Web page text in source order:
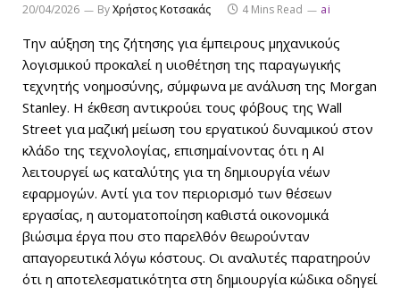
20/04/2026 ByΧρήστος Κοτσακάς 4 Mins Read ai
Την αύξηση της ζήτησης για έμπειρους μηχανικούς
λογισμικού προκαλεί η υιοθέτηση της παραγωγικής
τεχνητής νοημοσύνης, σύμφωνα με ανάλυση της Morgan
Stanley. Η έκθεση αντικρούει τους φόβους της Wall
Street για μαζική μείωση του εργατικού δυναμικού στον
κλάδο της τεχνολογίας, επισημαίνοντας ότι η AI
λειτουργεί ως καταλύτης για τη δημιουργία νέων
εφαρμογών. Αντί για τον περιορισμό των θέσεων
εργασίας, η αυτοματοποίηση καθιστά οικονομικά
βιώσιμα έργα που στο παρελθόν θεωρούνταν
απαγορευτικά λόγω κόστους. Οι αναλυτές παρατηρούν
ότι η αποτελεσματικότητα στη δημιουργία κώδικα οδηγεί